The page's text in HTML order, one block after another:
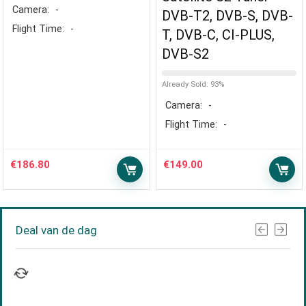
Camera:
-
Flight Time:
-
€186.80
DVB-T2, DVB-S, DVB-
T, DVB-C, CI-PLUS,
DVB-S2
Already Sold: 93%
Camera:
-
Flight Time:
-
€149.00
Deal van de dag